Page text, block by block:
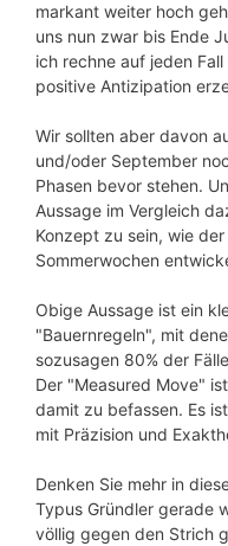
markant weiter hoch
uns nun zwar bis Ende
ich rechne auf jeden
positive Antizipation
Wir sollten aber davon
und/oder September
Phasen bevor stehen.
Aussage im Vergleich
Konzept zu sein, wie
Sommerwochen
Obige Aussage ist ein
"Bauernregeln", mit
sozusagen 80% der
Der "Measured Move"
damit zu befassen. Es
mit Präzision und
Denken Sie mehr in
Typus Gründler gerade
völlig gegen den Strich